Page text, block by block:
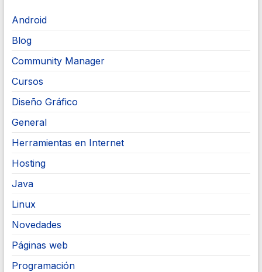
Android
Blog
Community Manager
Cursos
Diseño Gráfico
General
Herramientas en Internet
Hosting
Java
Linux
Novedades
Páginas web
Programación